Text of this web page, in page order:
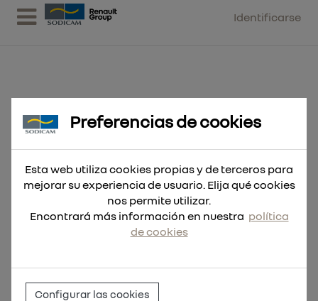
Identificarse
SDS-Max Cincel 25x400mm -
20uds
Preferencias de cookies
Esta web utiliza cookies propias y de terceros para
mejorar su experiencia de usuario. Elija qué cookies
nos permite utilizar.
Encontrará más información en nuestra política
de cookies
Configurar las cookies